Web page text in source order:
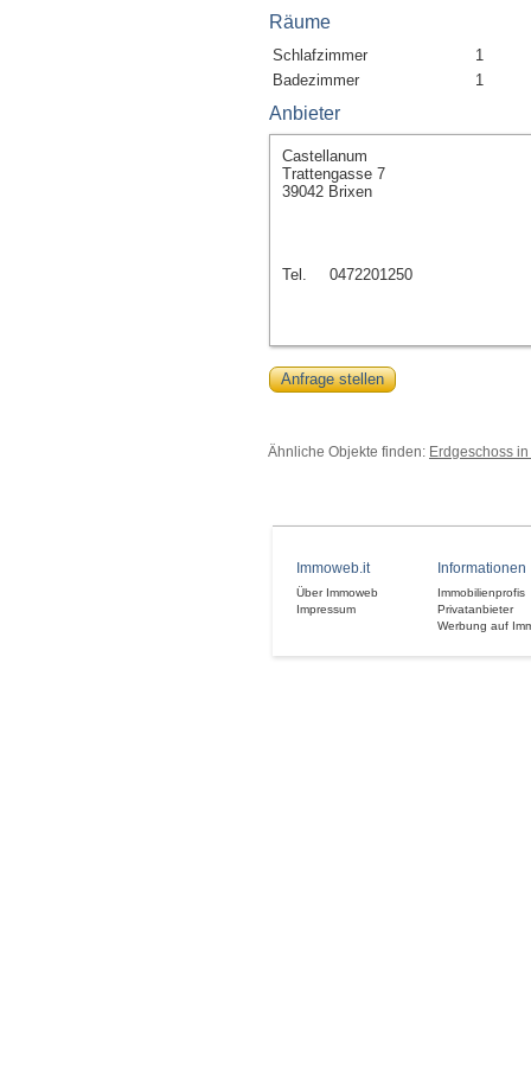
Räume
Schlafzimmer
1
Badezimmer
1
Anbieter
Castellanum
Trattengasse 7
39042 Brixen
Tel. 0472201250
Anfrage stellen
Ähnliche Objekte finden: Erdgeschoss
Immoweb.it
Über Immoweb
Impressum
Informationen
Immobilienprofis
Privatanbieter
Werbung auf